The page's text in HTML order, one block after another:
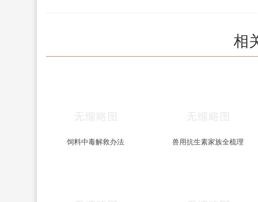
相
饲料中毒解救办法 兽用抗生素家族全梳理